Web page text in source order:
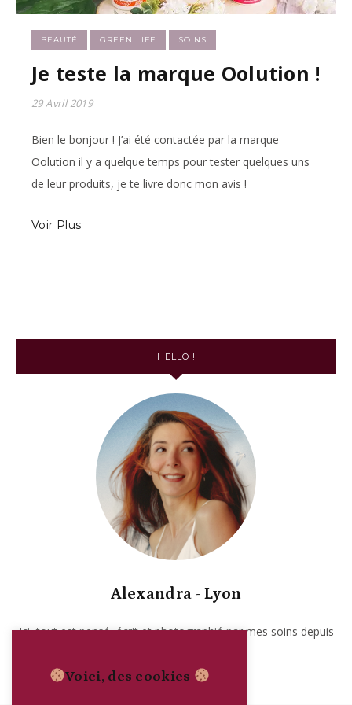
BEAUTÉ GREEN LIFE SOINS
Je teste la marque Oolution !
29 Avril 2019
Bien le bonjour ! J’ai été contactée par la marque
Oolution il y a quelque temps pour tester quelques uns
de leur produits, je te livre donc mon avis !
Voir Plus
HELLO !
Alexandra - Lyon
Ici, tout est pensé, écrit et photographié par mes soins depuis
Voici, des cookies